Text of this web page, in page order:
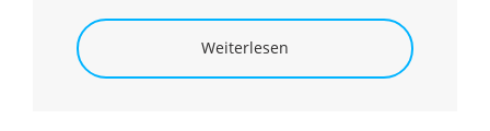
Weiterlesen